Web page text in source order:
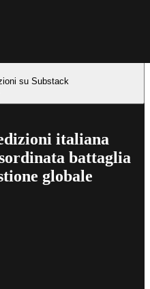
su Substack
italiana
battaglia
globale